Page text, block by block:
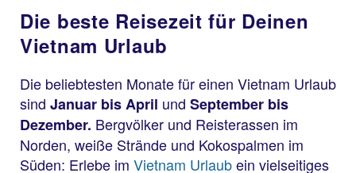
Die beste Reisezeit für Deinen
Vietnam Urlaub
Die beliebtesten Monate für einen Vietnam Urlaub
sind Januar bis April und September bis
Dezember. Bergvölker und Reisterassen im
Norden, weiße Strände und Kokospalmen im
Süden: Erlebe im Vietnam Urlaubein vielseitiges